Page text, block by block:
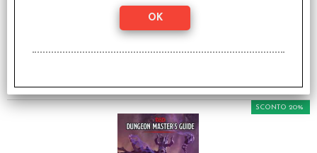
D&D 5th Edition -
€ 44,95
SCONTO 20%